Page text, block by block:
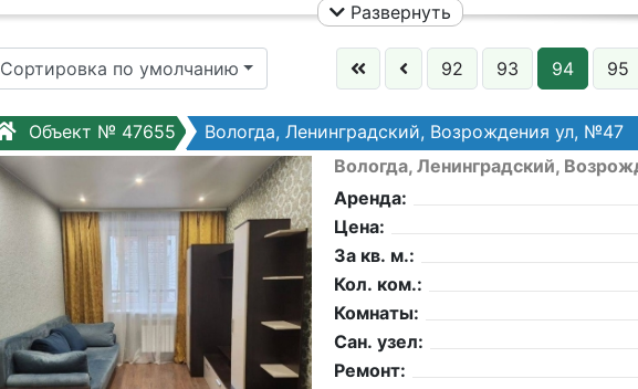
Район: Ничего не выбрано Цена:
Кол. комнат: Этаж:
Слово:
Развернуть
Сортировка по умолчанию 92 93 94 95
Объект № 47655 Вологда, Ленинградский, Возрождения ул, №47
Вологда, Ленинградский,
Аренда:
Цена:
За кв. м.:
Кол. ком.:
Комнаты:
Сан. узел:
Ремонт: